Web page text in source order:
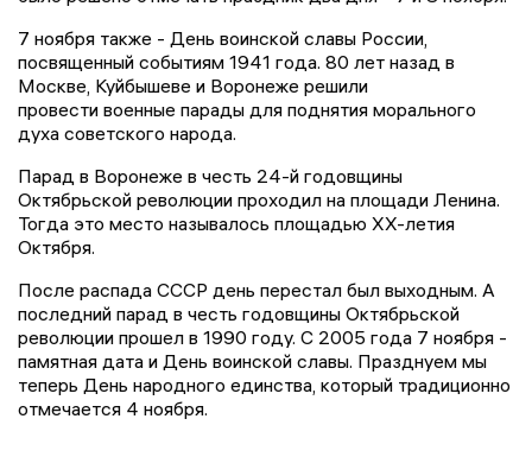
7 ноября также - День воинской славы России,
посвященный событиям 1941 года. 80 лет назад в
Москве, Куйбышеве и Воронеже решили
провести военные парады для поднятия морального
духа советского народа.
Парад в Воронеже в честь 24-й годовщины
Октябрьской революции проходил на площади Ленина.
Тогда это место называлось площадью XX-летия
Октября.
После распада СССР день перестал был выходным. А
последний парад в честь годовщины Октябрьской
революции прошел в 1990 году. С 2005 года 7 ноября -
памятная дата и День воинской славы. Празднуем мы
теперь День народного единства, который традиционно
отмечается 4 ноября.